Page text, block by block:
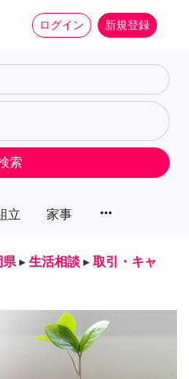
ログイン 新規登録
立 家事 more_horiz
索
県 ▸ 生活相談 ▸ 取引・キャ